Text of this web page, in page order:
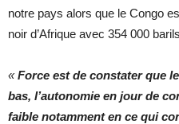
notre pays alors que le Congo
noir d’Afrique avec 354 000
«Force est de constater que
bas, l’autonomie en jour de
faible notamment en ce qui